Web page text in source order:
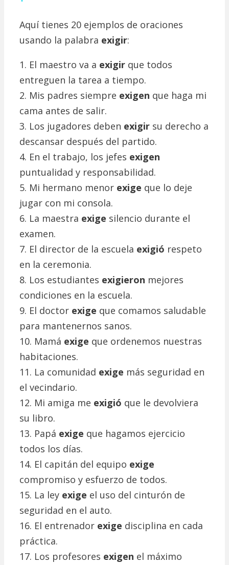
Aquí tienes 20 ejemplos de oraciones
usando la palabra exigir:
1. El maestro va a exigir que todos
entreguen la tarea a tiempo.
2. Mis padres siempre exigen que haga mi
cama antes de salir.
3. Los jugadores deben exigir su derecho a
descansar después del partido.
4. En el trabajo, los jefes exigen
puntualidad y responsabilidad.
5. Mi hermano menor exige que lo deje
jugar con mi consola.
6. La maestra exige silencio durante el
examen.
7. El director de la escuela exigió respeto
en la ceremonia.
8. Los estudiantes exigieron mejores
condiciones en la escuela.
9. El doctor exige que comamos saludable
para mantenernos sanos.
10. Mamá exige que ordenemos nuestras
habitaciones.
11. La comunidad exige más seguridad en
el vecindario.
12. Mi amiga me exigió que le devolviera
su libro.
13. Papá exige que hagamos ejercicio
todos los días.
14. El capitán del equipo exige
compromiso y esfuerzo de todos.
15. La ley exige el uso del cinturón de
seguridad en el auto.
16. El entrenador exige disciplina en cada
práctica.
17. Los profesores exigen el máximo